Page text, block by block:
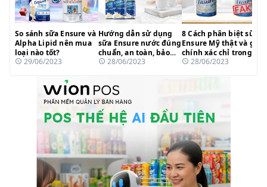
So sánh sữa Ensure và
Alpha Lipid nên mua
loại nào tốt?
29/06/2023
Hướng dẫn sử dụng
sữa Ensure nước đúng
chuẩn, an toàn, bảo
toàn dưỡng chất
28/06/2023
8 Cách phân biệt sữa
Ensure Mỹ thật và giả
chính xác chỉ trong
80s28/06/2023